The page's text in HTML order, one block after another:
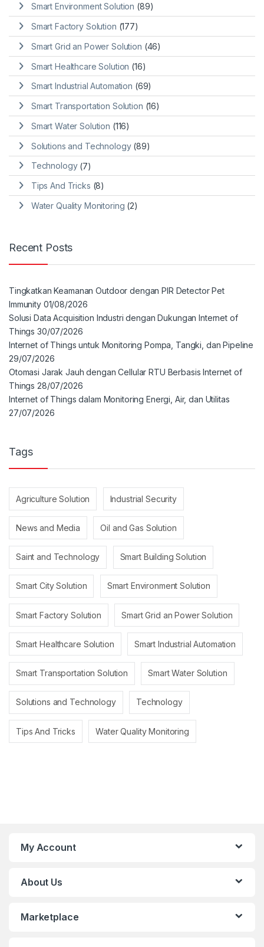
Smart Environment Solution (89)
Smart Factory Solution (177)
Smart Grid an Power Solution (46)
Smart Healthcare Solution (16)
Smart Industrial Automation (69)
Smart Transportation Solution (16)
Smart Water Solution (116)
Solutions and Technology(89)
Technology(7)
Tips And Tricks (8)
Water Quality Monitoring (2)
Recent Posts
Tingkatkan Keamanan Outdoor dengan PIR Detector Pet
Immunity 01/08/2026
Solusi Data Acquisition Industri dengan Dukungan Internet of
Things 30/07/2026
Internet of Things untuk Monitoring Pompa, Tangki, dan Pipeline
29/07/2026
Otomasi Jarak Jauh dengan Cellular RTU Berbasis Internet of
Things 28/07/2026
Internet of Things dalam Monitoring Energi, Air, dan Utilitas
27/07/2026
Tags
Agriculture Solution Industrial Security
News and Media Oil and Gas Solution
Saint and Technology Smart Building Solution
Smart City Solution Smart Environment Solution
Smart Factory Solution Smart Grid an Power Solution
Smart Healthcare Solution Smart Industrial Automation
Smart Transportation Solution Smart Water Solution
Solutions and Technology Technology
Tips And Tricks Water Quality Monitoring
My Account
About Us
Marketplace